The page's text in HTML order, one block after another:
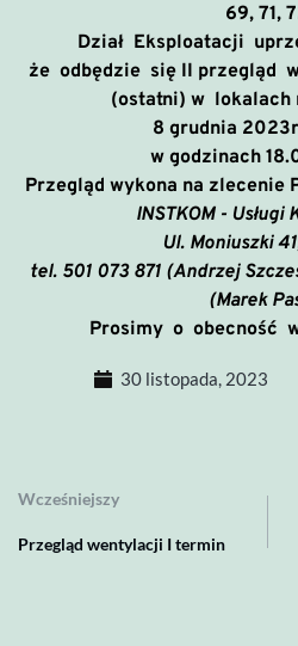
69, 71,
Dział Eksploatacji
że odbędzie się II przegląd
(ostatni) w lokalach
8 grudnia
w godzinach
Przegląd wykona na zlecenie
INSTKOM - Usługi
Ul. Moniuszki
tel. 501 073 871 (Andrzej
(Marek
Prosimy o obecność
30 listopada, 2023
Wcześniejszy
Przegląd wentylacji I termin